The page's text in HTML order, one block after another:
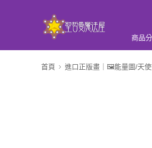
商品
首頁 進口正版畫｜🖼️能量圖/天